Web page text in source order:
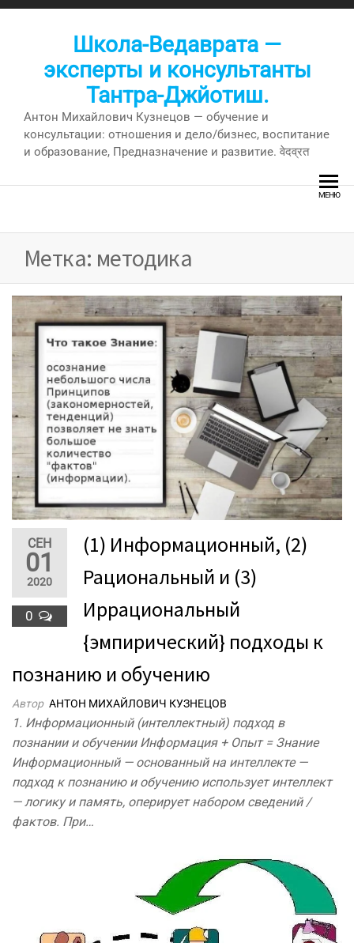
Перейти
Школа-Ведаврата —
эксперты и консультанты
Тантра-Джйотиш.
Антон Михайлович Кузнецов — обучение и
консультации: отношения и дело/бизнес, воспитание
и образование, Предназначение и развитие. वेदव्रत
МЕНЮ
Метка: методика
СЕН
01
2020
0
(1) Информационный, (2)
Рациональный и (3)
Иррациональный
{эмпирический} подходы к
познанию и обучению
Автор АНТОН МИХАЙЛОВИЧ КУЗНЕЦОВ
1. Информационный (интеллектный) подход в
познании и обучении Информация + Опыт = Знание
Информационный — основанный на интеллекте —
подход к познанию и обучению использует интеллект
— логику и память, оперирует набором сведений /
фактов. При…